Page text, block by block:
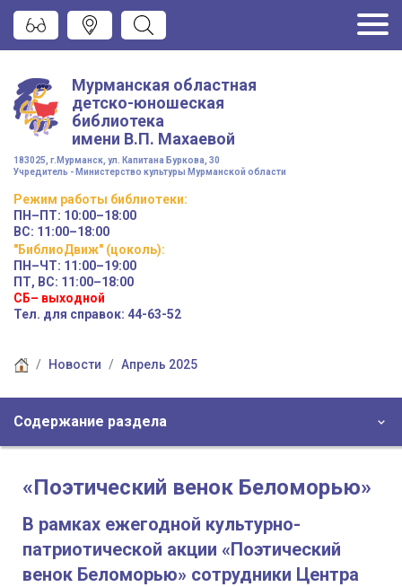
Мурманская областная
детско-юношеская
библиотека
имени В.П. Махаевой
183025, г.Мурманск, ул. Капитана Буркова, 30
Учредитель - Министерство культуры Мурманской области
Режим работы библиотеки:
ПН–ПТ: 10:00–18:00
ВС: 11:00–18:00
"БиблиоДвиж" (цоколь):
ПН–ЧТ: 11:00–19:00
ПТ, ВС: 11:00–18:00
СБ– выходной
Тел. для справок: 44-63-52
Новости Апрель 2025
Содержание раздела
«Поэтический венок Беломорью»
В рамках ежегодной культурно-
патриотической акции «Поэтический
венок Беломорью» сотрудники Центра